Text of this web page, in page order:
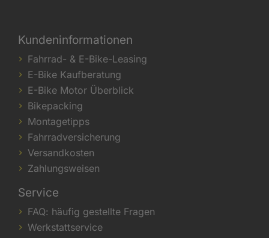
Kundeninformationen
Fahrrad- & E-Bike-Leasing
E-Bike Kaufberatung
E-Bike Motor Überblick
Bikepacking
Montagetipps
Fahrradversicherung
Versandkosten
Zahlungsweisen
Service
FAQ: häufig gestellte Fragen
Werkstattservice